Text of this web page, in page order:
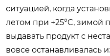
ситуацией, когда
летом при +25°C, зимой
выдавать продукт с
вовсе останавливалась